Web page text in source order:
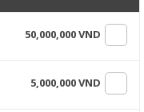
50,000,000 VND
5,000,000 VND